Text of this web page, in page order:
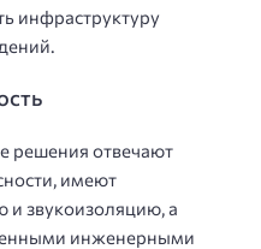
инфраструктуру
решения отвечают
имеют
звукоизоляцию, а
инженерными